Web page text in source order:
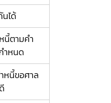
ได้
นี้ตามคำ
ำหนด
หนี้ขอศาล